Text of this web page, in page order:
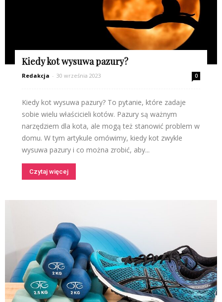
Kiedy kot wysuwa pazury?
Redakcja - 30 września 2023 0
Kiedy kot wysuwa pazury? To pytanie, które zadaje
sobie wielu właścicieli kotów. Pazury są ważnym
narzędziem dla kota, ale mogą też stanowić problem w
domu. W tym artykule omówimy, kiedy kot zwykle
wysuwa pazury i co można zrobić, aby...
Czytaj więcej